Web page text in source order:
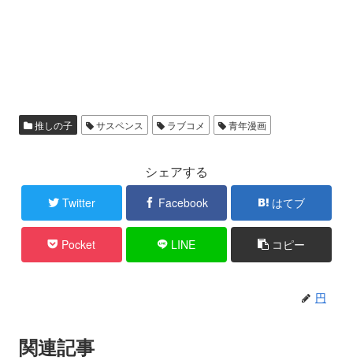
推しの子 サスペンス ラブコメ 青年漫画
シェアする
Twitter Facebook はてブ
Pocket LINE コピー
円
関連記事